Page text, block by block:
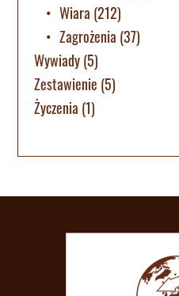
Wiara (212)
Zagrożenia (37)
Wywiady(5)
Zestawienie (5)
Życzenia (1)